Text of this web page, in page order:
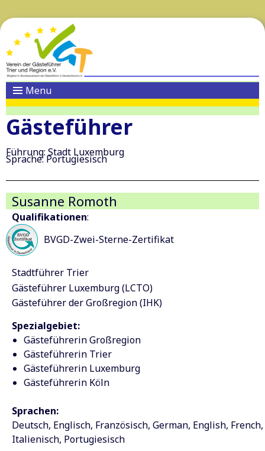
Menu
Gästeführer
Führung: Stadt Luxemburg
Sprache: Portugiesisch
Susanne Romoth
Qualifikationen:
BVGD-Zwei-Sterne-Zertifikat
Stadtführer Trier
Gästeführer Luxemburg (LCTO)
Gästeführer der Großregion (IHK)
Spezialgebiet:
Gästeführerin Großregion
Gästeführerin Trier
Gästeführerin Luxemburg
Gästeführerin Köln
Sprachen:
Deutsch Englisch Französisch German English French
Italienisch Portugiesisch